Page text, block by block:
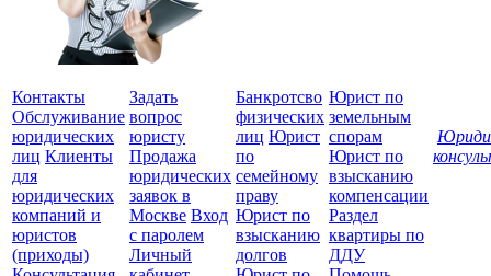
Контакты
Обслуживание
юридических
лиц Клиенты
для
юридических
компаний и
юристов
(приходы)
Задать
вопрос
юристу
Продажа
юридических
заявок в
Москве Вход
с паролем
Личный
Банкротсво
физических
лиц Юрист
по
семейному
праву
Юрист по
взысканию
долгов
Юрист по
земельным
спорам
Юрист по
взысканию
компенсации
Раздел
квартиры по
ДДУ